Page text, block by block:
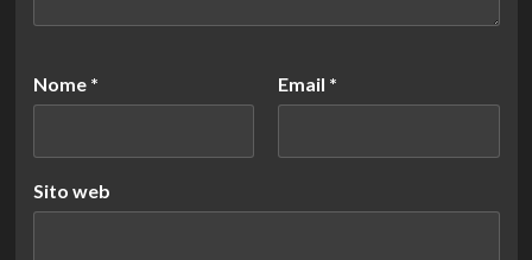
Nome * Email *
Sito web